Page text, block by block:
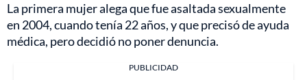
La primera mujer alega que fue asaltada sexualmente
en 2004, cuando tenía 22 años, y que precisó de ayuda
médica, pero decidió no poner denuncia.
PUBLICIDAD